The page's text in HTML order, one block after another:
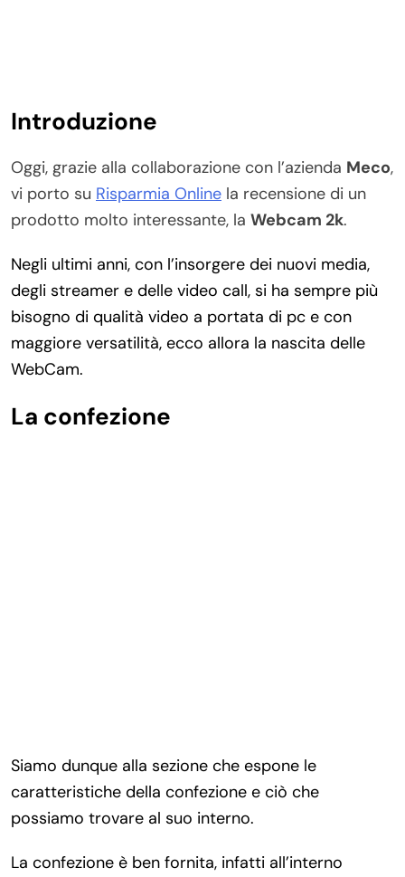
Introduzione
Oggi, grazie alla collaborazione con l’azienda Meco,
vi porto su Risparmia Online la recensione di un
prodotto molto interessante, la Webcam 2k.
Negli ultimi anni, con l’insorgere dei nuovi media,
degli streamer e delle video call, si ha sempre più
bisogno di qualità video a portata di pc e con
maggiore versatilità, ecco allora la nascita delle
WebCam.
La confezione
Siamo dunque alla sezione che espone le
caratteristiche della confezione e ciò che
possiamo trovare al suo interno.
La confezione è ben fornita, infatti all’interno